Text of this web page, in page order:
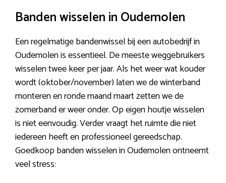
Banden wisselen in Oudemolen
Een regelmatige bandenwissel bij een autobedrijf in
Oudemolen is essentieel. De meeste weggebruikers
wisselen twee keer per jaar. Als het weer wat kouder
wordt (oktober/november) laten we de winterband
monteren en ronde maand maart zetten we de
zomerband er weer onder. Op eigen houtje wisselen
is niet eenvoudig. Verder vraagt het ruimte die niet
iedereen heeft en professioneel gereedschap.
Goedkoop banden wisselen in Oudemolen ontneemt
veel stress: